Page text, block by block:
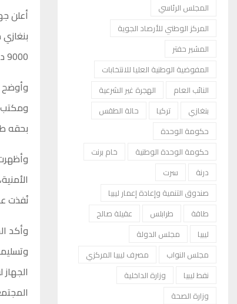
أعلن
9000 دينار، وذلك بعد فراره من مدينة المرج ومحاولته الاختباء في ضواحي بنغازي.
وأوضح
ومكتب
بحقه
نُفذت
وأكد
المجلس الرئاسي
المركز الوطني للأرصاد الجوية
المشير حفتر
المفوضية الوطنية العليا للانتخابات
النائب العام
الهجرة غير الشرعية
بنغازي
تركيا
حالة الطقس
حكومة الوحدة
حكومة الوحدة الوطنية
خام برنت
درنة
سرت
صندوق التنمية وإعادة إعمار ليبيا
طاقة
طرابلس
عقيلة صالح
ليبيا
مجلس الدولة
مجلس النواب
مصرف ليبيا المركزي
نفط ليبيا
وزارة الداخلية
وزارة الصحة